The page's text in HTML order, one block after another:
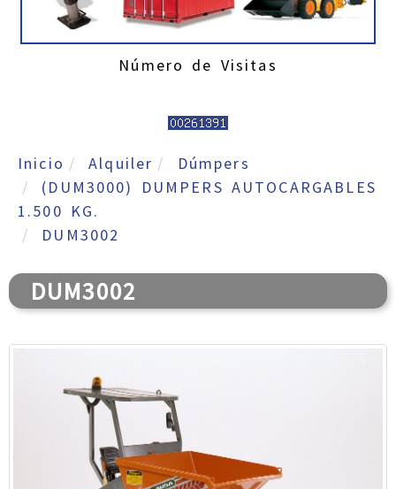
Número de Visitas
Inicio Alquiler
Dúmpers
(DUM3000) DUMPERS AUTOCARGABLES
1.500 KG.
DUM3002
DUM3002